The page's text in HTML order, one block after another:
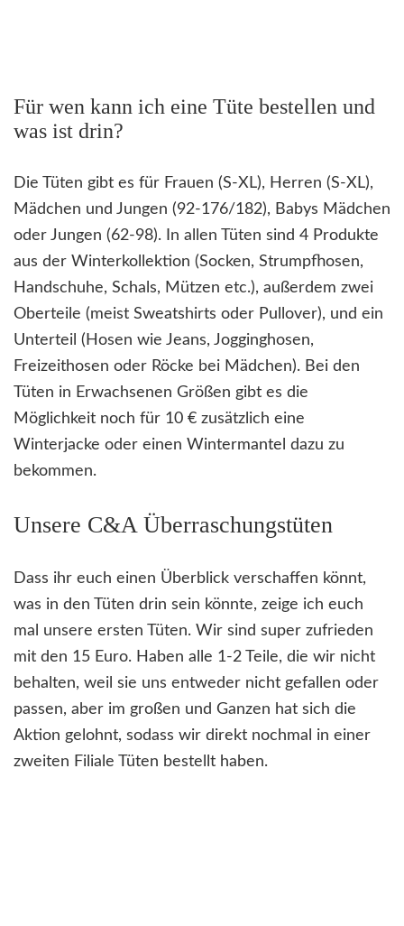
Für wen kann ich eine Tüte bestellen und
was ist drin?
Die Tüten gibt es für Frauen (S-XL), Herren (S-XL),
Mädchen und Jungen (92-176/182), Babys Mädchen
oder Jungen (62-98). In allen Tüten sind 4 Produkte
aus der Winterkollektion (Socken, Strumpfhosen,
Handschuhe, Schals, Mützen etc.), außerdem zwei
Oberteile (meist Sweatshirts oder Pullover), und ein
Unterteil (Hosen wie Jeans, Jogginghosen,
Freizeithosen oder Röcke bei Mädchen). Bei den
Tüten in Erwachsenen Größen gibt es die
Möglichkeit noch für 10 € zusätzlich eine
Winterjacke oder einen Wintermantel dazu zu
bekommen.
Unsere C&A Überraschungstüten
Dass ihr euch einen Überblick verschaffen könnt,
was in den Tüten drin sein könnte, zeige ich euch
mal unsere ersten Tüten. Wir sind super zufrieden
mit den 15 Euro. Haben alle 1-2 Teile, die wir nicht
behalten, weil sie uns entweder nicht gefallen oder
passen, aber im großen und Ganzen hat sich die
Aktion gelohnt, sodass wir direkt nochmal in einer
zweiten Filiale Tüten bestellt haben.